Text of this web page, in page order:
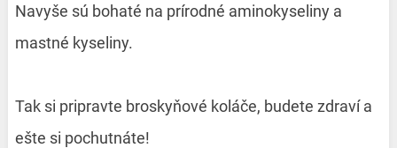
Navyše sú bohaté na prírodné aminokyseliny a
mastné kyseliny.
Tak si pripravte broskyňové koláče, budete zdraví a
ešte si pochutnáte!